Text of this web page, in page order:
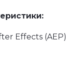
Effects (AEP)